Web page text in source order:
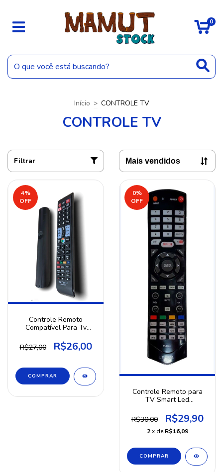
0
Início > CONTROLE TV
CONTROLE TV
Filtrar
4%
OFF
Controle Remoto
Compatível Para Tv
!!
R$27,00 R$26,00
0%
OFF
Controle Remoto para
TV Smart Led
R$30,00
R$29,90
2 x deR$16,09